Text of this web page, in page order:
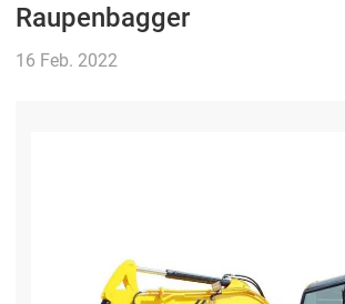
Raupenbagger
16 Feb. 2022